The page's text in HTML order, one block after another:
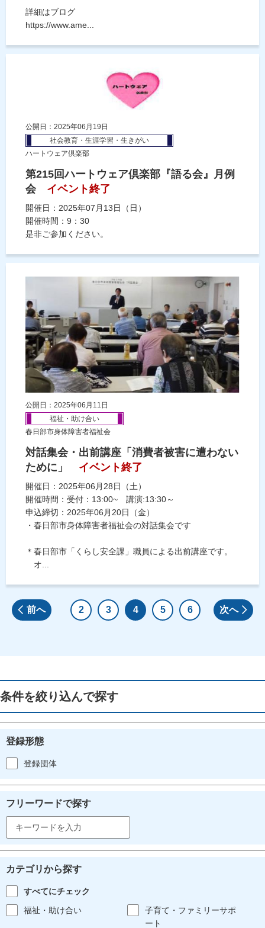
詳細はブログ
https://www.ame...
公開日：2025年06月19日
社会教育・生涯学習・生きがい
ハートウェア倶楽部
第215回ハートウェア倶楽部『語る会』月例
会
イベント終了
開催日：2025年07月13日（日）
開催時間：9：30
是非ご参加ください。
公開日：2025年06月11日
福祉・助け合い
春日部市身体障害者福祉会
対話集会・出前講座「消費者被害に遭わない
ために」
イベント終了
開催日：2025年06月28日（土）
開催時間：受付：13:00~ 講演:13:30～
申込締切：2025年06月20日（金）
・春日部市身体障害者福祉会の対話集会です
＊春日部市「くらし安全課」職員による出前講座です。
オ...
前へ 2 3 4 5 6 次へ
条件を絞り込んで探す
登録形態
登録団体
フリーワードで探す
カテゴリから探す
すべてにチェック
福祉・助け合い
子育て・ファミリーサポ
ート